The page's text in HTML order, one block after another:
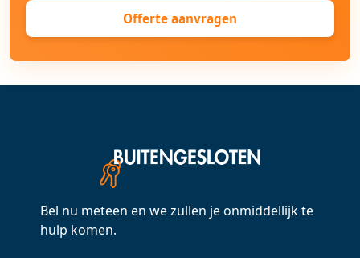
Offerte aanvragen
Bel nu meteen en we zullen je onmiddellijk te
hulp komen.